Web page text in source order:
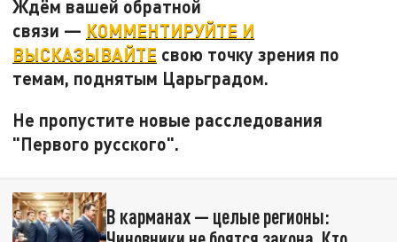
Ждём вашей обратной
связи — КОММЕНТИРУЙТЕ И
ВЫСКАЗЫВАЙТЕ свою точку зрения по
темам, поднятым Царьградом.
Не пропустите новые расследования
"Первого русского".
В карманах — целые регионы: